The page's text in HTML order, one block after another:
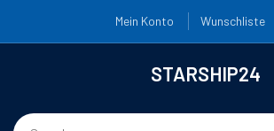
Mein Konto Wunschliste
STARSHIP24